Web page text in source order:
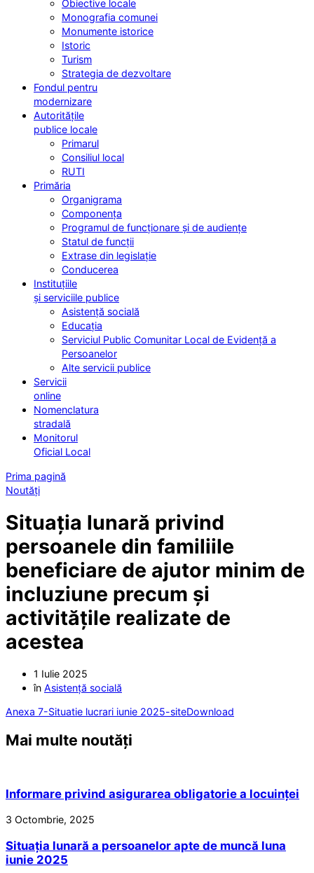
Obiective locale
Monografia comunei
Monumente istorice
Istoric
Turism
Strategia de dezvoltare
Fondul pentru
modernizare
Autoritățile
publice locale
Primarul
Consiliul local
RUTI
Primăria
Organigrama
Componența
Programul de funcționare și de audiențe
Statul de funcții
Extrase din legislație
Conducerea
Instituțiile
și serviciile publice
Asistență socială
Educația
Serviciul Public Comunitar Local de Evidență a
Persoanelor
Alte servicii publice
Servicii
online
Nomenclatura
stradală
Monitorul
Oficial Local
Prima pagină
Noutăți
Situația lunară privind
persoanele din familiile
beneficiare de ajutor minim de
incluziune precum și
activitățile realizate de
acestea
1 Iulie 2025
în Asistență socială
Anexa 7-Situatie lucrari iunie 2025-siteDownload
Mai multe noutăți
Informare privind asigurarea obligatorie a locuinței
3 Octombrie, 2025
Situația lunară a persoanelor apte de muncă luna
iunie 2025